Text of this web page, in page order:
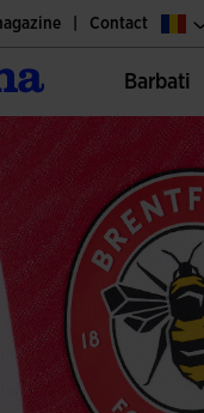
Contact
Barbati